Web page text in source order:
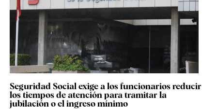
Seguridad Social exige a los funcionarios reducir
los tiempos de atención para tramitar la
jubilación o el ingreso mínimo